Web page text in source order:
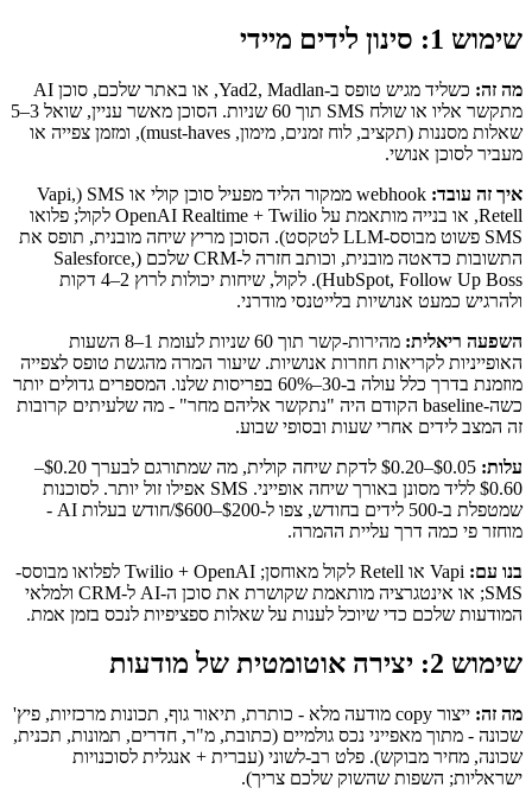
שימוש 1: סינון לידים מיידי
מה זה:
כשליד מגיש טופס ב-Yad2, Madlan, או באתר שלכם, סוכן AI
מתקשר אליו או שולח SMS תוך 60 שניות. הסוכן מאשר עניין, שואל 3–5
שאלות מסננות (תקציב, לוח זמנים, מימון, must-haves), ומזמן צפייה או
מעביר לסוכן אנושי.
איך זה עובד:
webhook ממקור הליד מפעיל סוכן קולי או SMS (Vapi,
Retell, או בנייה מותאמת על OpenAI Realtime + Twilio לקול; פלואו
SMS פשוט מבוסס-LLM לטקסט). הסוכן מריץ שיחה מובנית, תופס את
התשובות כדאטה מובנית, וכותב חזרה ל-CRM שלכם (Salesforce,
HubSpot, Follow Up Boss). לקול, שיחות יכולות לרוץ 2–4 דקות
ולהרגיש כמעט אנושיות בלייטנסי מודרני.
השפעה ריאלית:
מהירות-קשר תוך 60 שניות לעומת 1–8 השעות
האופייניות לקריאות חוזרות אנושיות. שיעור המרה מהגשת טופס לצפייה
מוזמנת בדרך כלל עולה ב-30–60% בפריסות שלנו. המספרים גדולים יותר
כשה-baseline הקודם היה "נתקשר אליהם מחר" - מה שלעיתים קרובות
זה המצב לידים אחרי שעות ובסופי שבוע.
עלות:
$0.05–$0.20 לדקת שיחה קולית, מה שמתורגם לבערך $0.20–
$0.60 לליד מסונן באורך שיחה אופייני. SMS אפילו זול יותר. לסוכנות
שמטפלת ב-500 לידים בחודש, צפו ל-$200–$600/חודש בעלות AI -
מוחזר פי כמה דרך עליית ההמרה.
בנו עם:
Vapi או Retell לקול מאוחסן; Twilio + OpenAI לפלואו מבוסס-
SMS; או אינטגרציה מותאמת שקושרת את סוכן ה-AI ל-CRM ולמלאי
המודעות שלכם כדי שיוכל לענות על שאלות ספציפיות לנכס בזמן אמת.
שימוש 2: יצירה אוטומטית של מודעות
מה זה:
ייצור copy מודעה מלא - כותרת, תיאור גוף, תכונות מרכזיות, פיץ'
שכונה - מתוך מאפייני נכס גולמיים (כתובת, מ"ר, חדרים, תמונות, תכנית,
שכונה, מחיר מבוקש). פלט רב-לשוני (עברית + אנגלית לסוכנויות
ישראליות; השפות שהשוק שלכם צריך).